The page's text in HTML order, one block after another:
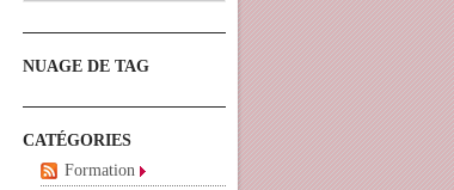
NUAGE DE TAG
CATÉGORIES
Formation